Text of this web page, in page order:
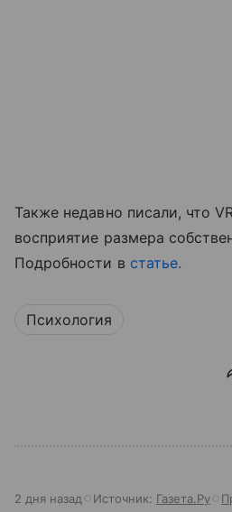
Также недавно писали, что
восприятие размера
Подробности в статье.
Психология
2 дня назад Источник: Газета.Ру